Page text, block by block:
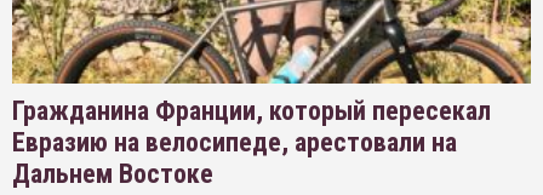
Гражданина Франции, который пересекал
Евразию на велосипеде, арестовали на
Дальнем Востоке